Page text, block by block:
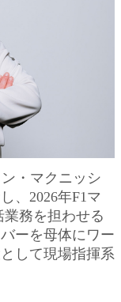
・マクニッシ
、2026年F1マ
務を担わせる
ーを母体にワー
して現場指揮系